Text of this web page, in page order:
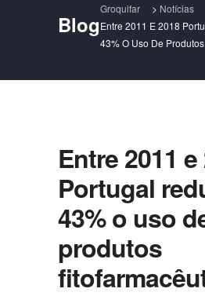
Blog
Groquifar > Notícias
Entre 2011 E 2018
43% O Uso De
Entre 2011 e
Portugal
43% o uso
produtos